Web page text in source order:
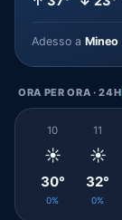
Adesso a Mineo
ORA PER ORA · 24H
10
☀️
30°
0%
11
☀️
32°
0%